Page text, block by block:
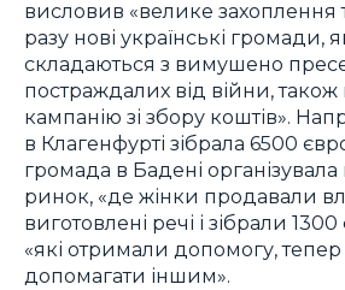
висловив «велике
разу нові українські громади,
складаються з вимушено
постраждалих від війни,
кампанію зі збору коштів».
в Клагенфурті зібрала 6500
громада в Бадені
ринок, «де жінки продавали
виготовлені речі і зібрали
«які отримали допомогу, тепер
допомагати іншим».